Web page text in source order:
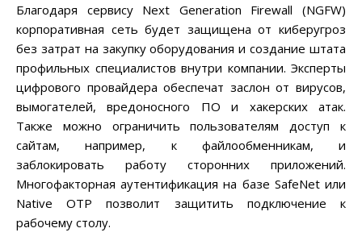
Благодаря сервису Next Generation Firewall (NGFW)
корпоративная сеть будет защищена от киберугроз
без затрат на закупку оборудования и создание штата
профильных специалистов внутри компании. Эксперты
цифрового провайдера обеспечат заслон от вирусов,
вымогателей, вредоносного ПО и хакерских атак.
Также можно ограничить пользователям доступ к
сайтам, например, к файлообменникам, и
заблокировать работу сторонних приложений.
Многофакторная аутентификация на базе SafeNet или
Native OTP позволит защитить подключение к
рабочему столу.